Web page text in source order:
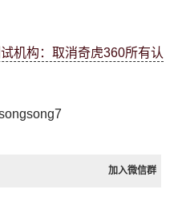
机构：取消奇虎360所有认
加入微信群